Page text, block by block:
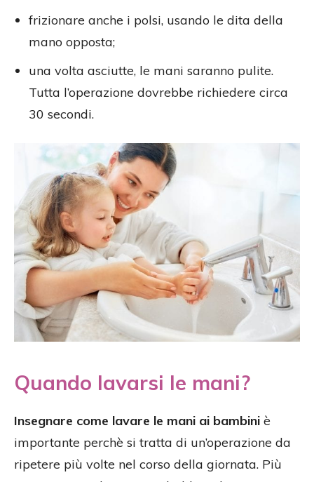
frizionare anche i polsi, usando le dita della
mano opposta;
una volta asciutte, le mani saranno pulite.
Tutta l’operazione dovrebbe richiedere circa
30 secondi.
Quando lavarsi le mani?
Insegnare come lavare le mani ai bambini è
importante perchè si tratta di un’operazione da
ripetere più volte nel corso della giornata. Più